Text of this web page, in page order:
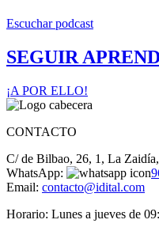
Escuchar podcast
SEGUIR
¡A POR ELLO!
CONTACTO
C/ de Bilbao, 26, 1, La
WhatsApp:
Email: contacto@idital.com
Horario: Lunes a jueves de